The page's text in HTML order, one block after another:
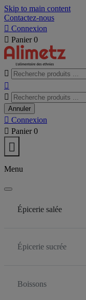
Skip to main content
Contactez-nous
 Connexion
 Panier 0



Annuler
 Connexion
 Panier 0

Menu
Épicerie salée
Épicerie sucrée
Boissons